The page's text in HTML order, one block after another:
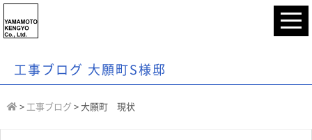
工事ブログ 大願町S様邸
> 工事ブログ > 大願町 現状